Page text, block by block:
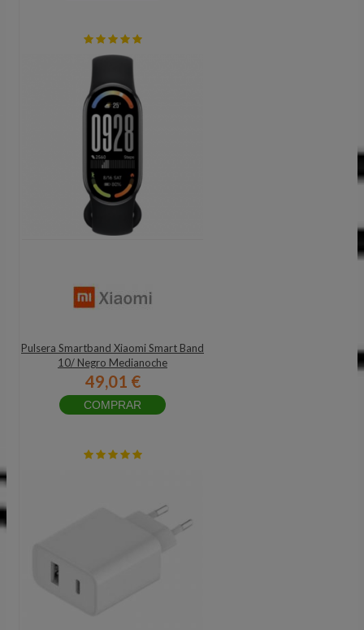
Pulsera Smartband Xiaomi Smart Band
10/ Negro Medianoche
49,01 €
COMPRAR